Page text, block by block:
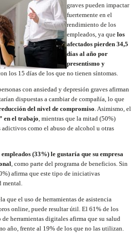
graves pueden impactar
fuertemente en el
rendimiento de los
empleados, ya que los
afectados pierden 34,5
días al año por
presentismo y
los 15 días de los que no tienen síntomas.
con ansiedad y depresión graves afirman
dispuestas a cambiar de compañía, lo que
del nivel de compromiso. Asimismo, el
en el trabajo, mientras que la mitad (50%)
como el abuso de alcohol u otras
(33%) le gustaría que su empresa
, como parte del programa de beneficios. Sin
afirma que este tipo de iniciativas
mental.
que el uso de herramientas de asistencia
online, puede resultar útil. El 61% de los
herramientas digitales afirma que su salud
año, frente al 19% de los que no las utilizan.